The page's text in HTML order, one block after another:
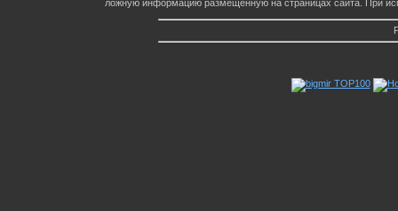
ложную информацию размещенную на страницах сайта. При